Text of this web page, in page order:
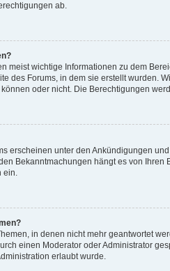
ab.
meist wichtige Informationen zu dem
des Forums, in dem sie erstellt wurden.
oder nicht. Die Berechtigungen
erscheinen unter den Ankündigungen
Bekanntmachungen hängt es von
ein.
in denen nicht mehr geantwortet
einen Moderator oder Administrator
erlaubt wurde.